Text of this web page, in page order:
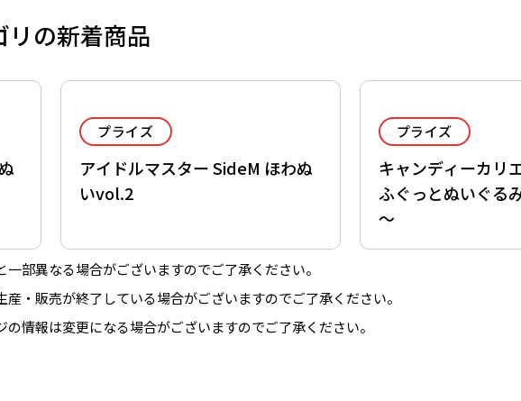
リの新着商品
プライズ
アイドルマスター SideM ほわぬ
いvol.2
プライズ
キャンディーカリ
ふぐっとぬいぐる
～
部異なる場合がございますのでご了承ください。
・販売が終了している場合がございますのでご了承ください。
情報は変更になる場合がございますのでご了承ください。